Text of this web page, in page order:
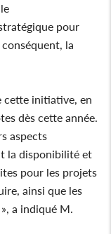
pour
la
cette initiative, en
dès cette année.
aspects
la disponibilité et
pour les projets
ainsi que les
a indiqué M.